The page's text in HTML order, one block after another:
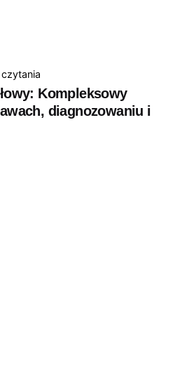
Kompleksowy
diagnozowaniu i